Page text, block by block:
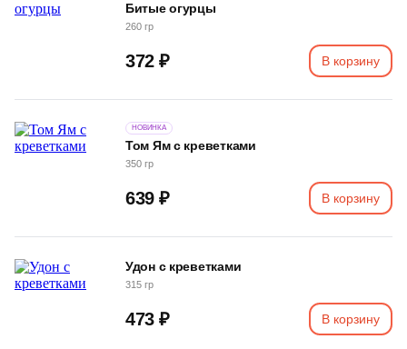
Битые огурцы
260 гр
372 ₽ В корзину
Том Ям с креветками
НОВИНКА
350 гр
639 ₽ В корзину
Удон с креветками
315 гр
473 ₽ В корзину